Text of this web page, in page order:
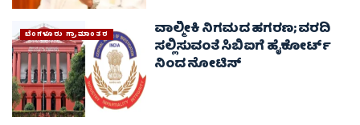
ಬೆಂಗಳೂರು ಗ್ರಾಮಾಂತರ ವಾಲ್ಮೀಕಿ ನಿಗಮದ ಹಗರಣ; ವರದಿ
ಸಲ್ಲಿಸುವಂತೆ ಸಿಬಿಐಗೆ ಹೈಕೋರ್ಟ್
ನಿಂದ ನೋಟಿಸ್